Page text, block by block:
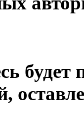
будет